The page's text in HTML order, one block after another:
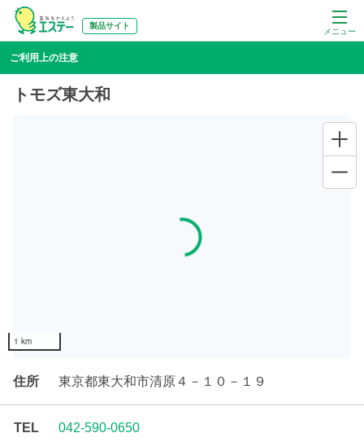
メニュー
製品サイト
ご利用上の注意
トモズ東大和
住所 東京都東大和市清原４－１０－１９
TEL 042-590-0650
Loading...
1 km